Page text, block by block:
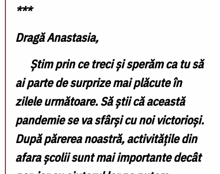
***
Dragă Anastasia,
Știm prin ce treci și sperăm ca tu să
ai parte de surprize mai plăcute în
zilele următoare. Să știi că această
pandemie se va sfârși cu noi victorioși.
După părerea noastră, activitățile din
afara școlii sunt mai importante decât